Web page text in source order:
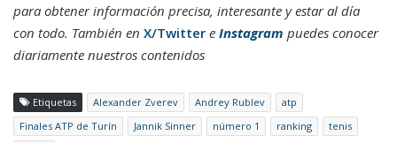
para obtener información precisa, interesante y estar al día
con todo. También en X/Twitter e Instagram puedes conocer
diariamente nuestros contenidos
Etiquetas Alexander Zverev Andrey Rublev
atp
Finales ATP de Turín
Jannik Sinner número 1 ranking
tenis